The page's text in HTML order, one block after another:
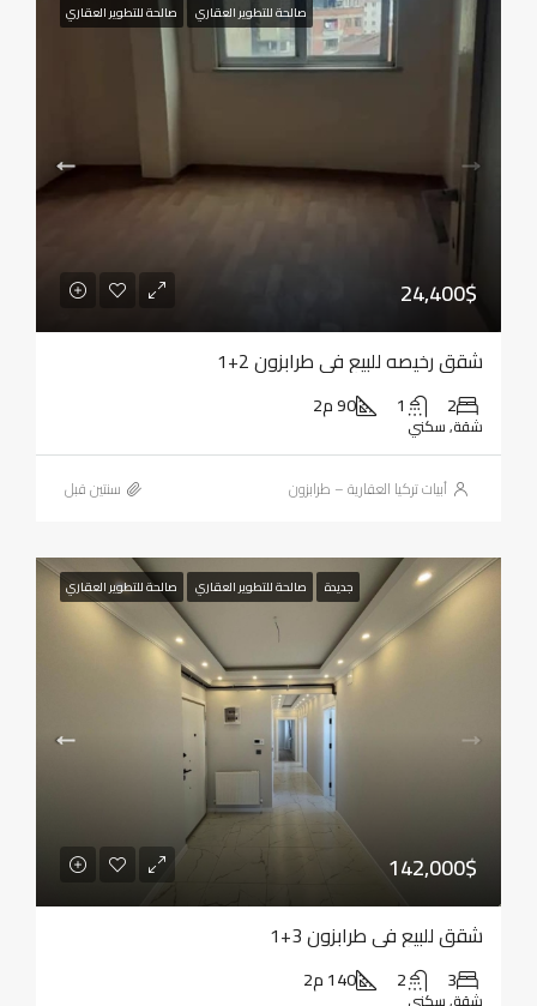
صالحة للتطوير العقاري صالحة للتطوير العقاري
24,400$
شقق رخيصه للبيع في طرابزون 2+1
2
1 90 م2
شقة, سكني
أبيات تركيا العقارية – طرابزون ‏سنتين قبل
جديدة صالحة للتطوير العقاري صالحة للتطوير العقاري
142,000$
شقق للبيع في طرابزون 3+1
3
2 140 م2